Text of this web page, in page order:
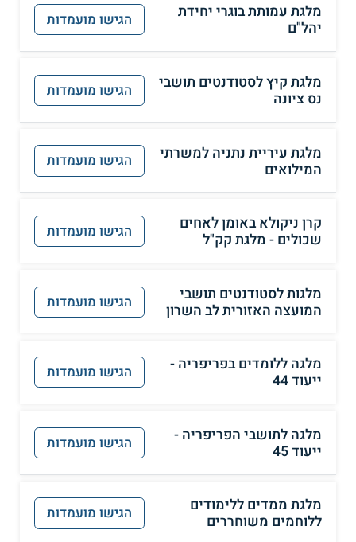
מלגת עמותת בוגרי יחידת
יהל"ם
הגישו מועמדות
מלגת קיץ לסטודנטים תושבי
נס ציונה
הגישו מועמדות
מלגת עיריית נתניה למשרתי
המילואים
הגישו מועמדות
קרן ניקולא באומן לאחים
שכולים - מלגת קק"ל
הגישו מועמדות
מלגות לסטודנטים תושבי
המועצה האזורית לב השרון
הגישו מועמדות
מלגה ללומדים בפריפריה -
ייעוד 44
הגישו מועמדות
מלגה לתושבי הפריפריה -
ייעוד 45
הגישו מועמדות
מלגת ממדים ללימודים
ללוחמים משוחררים
הגישו מועמדות